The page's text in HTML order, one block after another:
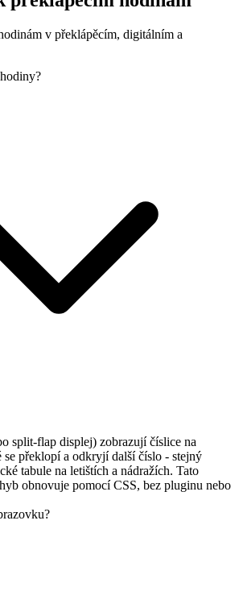
v překlápěcím, digitálním a
split-flap displej) zobrazují číslice na
se překlopí a odkryjí další číslo - stejný
tabule na letištích a nádražích. Tato
obnovuje pomocí CSS, bez pluginu nebo